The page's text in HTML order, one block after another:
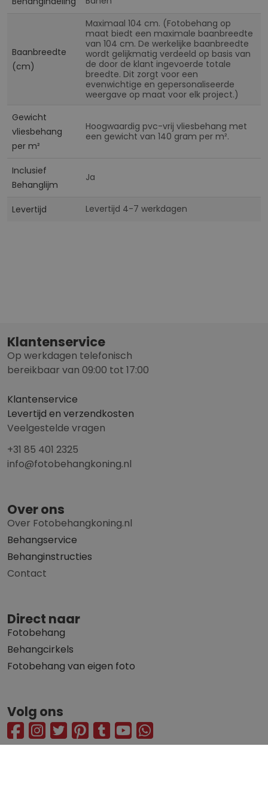
Baanbreedte
(cm)
Maximaal 104 cm. (Fotobehang op
maat biedt een maximale baanbreedte
van 104 cm. De werkelijke baanbreedte
wordt gelijkmatig verdeeld op basis van
de door de klant ingevoerde totale
breedte. Dit zorgt voor een
evenwichtige en gepersonaliseerde
weergave op maat voor elk project.)
Gewicht
vliesbehang
per m²
Hoogwaardig pvc-vrij vliesbehang met
een gewicht van 140 gram per m².
Inclusief
Behanglijm
Ja
Levertijd Levertijd 4-7 werkdagen
Klantenservice
Op werkdagen telefonisch
bereikbaar van 09:00 tot 17:00
Klantenservice
Levertijd en verzendkosten
Veelgestelde vragen
+31 85 401 2325
info@fotobehangkoning.nl
Over ons
Over Fotobehangkoning.nl
Behangservice
Behanginstructies
Contact
Direct naar
Fotobehang
Behangcirkels
Fotobehang van eigen foto
Volg ons